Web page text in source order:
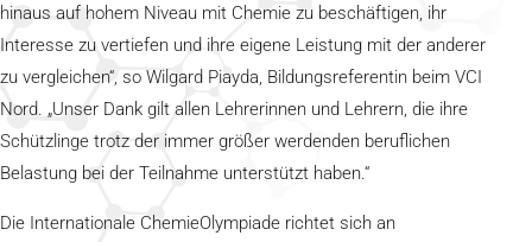
hinaus auf hohem Niveau mit Chemie zu beschäftigen, ihr
Interesse zu vertiefen und ihre eigene Leistung mit der anderer
zu vergleichen“, so Wilgard Piayda, Bildungsreferentin beim VCI
Nord. „Unser Dank gilt allen Lehrerinnen und Lehrern, die ihre
Schützlinge trotz der immer größer werdenden beruflichen
Belastung bei der Teilnahme unterstützt haben.“
Die Internationale ChemieOlympiade richtet sich an